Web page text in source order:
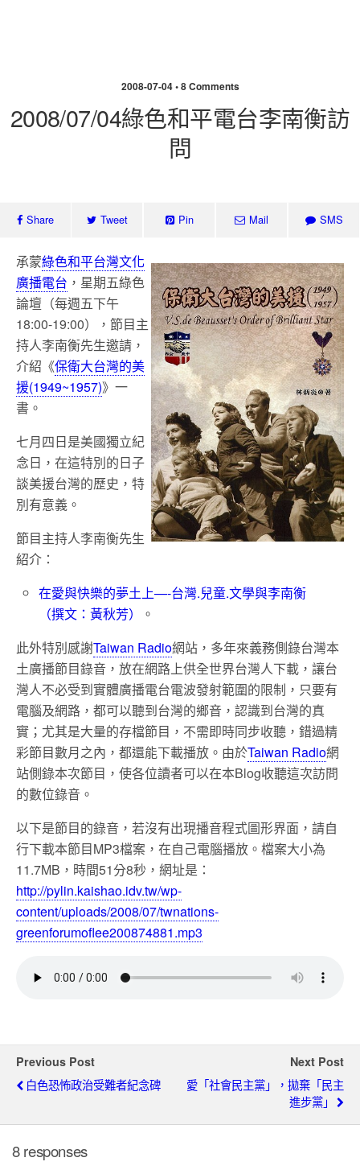
2008-07-04 • 8 Comments
2008/07/04綠色和平電台李南衡訪
問
Share Tweet Pin Mail SMS
承蒙綠色和平台灣文化
廣播電台 ，星期五綠色
論壇（每週五下午
18:00-19:00），節目主
持人李南衡先生邀請，
介紹《保衛大台灣的美
援(1949~1957)》一
書。
七月四日是美國獨立紀
念日，在這特別的日子
談美援台灣的歷史，特
別有意義。
節目主持人李南衡先生
紹介：
在愛與快樂的夢土上—-台灣.兒童.文學與李南衡
（撰文：黃秋芳）
。
此外特別感謝Taiwan Radio網站，多年來義務側錄台灣本
土廣播節目錄音，放在網路上供全世界台灣人下載，讓台
灣人不必受到實體廣播電台電波發射範圍的限制，只要有
電腦及網路，都可以聽到台灣的鄉音，認識到台灣的真
實；尤其是大量的存檔節目，不需即時同步收聽，錯過精
彩節目數月之內，都還能下載播放。由於Taiwan Radio網
站側錄本次節目，使各位讀者可以在本Blog收聽這次訪問
的數位錄音。
以下是節目的錄音，若沒有出現播音程式圖形界面，請自
行下載本節目MP3檔案，在自己電腦播放。檔案大小為
11.7MB，時間51分8秒，網址是：
http://pylin.kaishao.idv.tw/wp-
content/uploads/2008/07/twnations-
greenforumoflee200874881.mp3
Previous Post
白色恐怖政治受難者紀念碑
Next Post
愛「社會民主黨」，拋棄「民主
進步黨」
8 responses